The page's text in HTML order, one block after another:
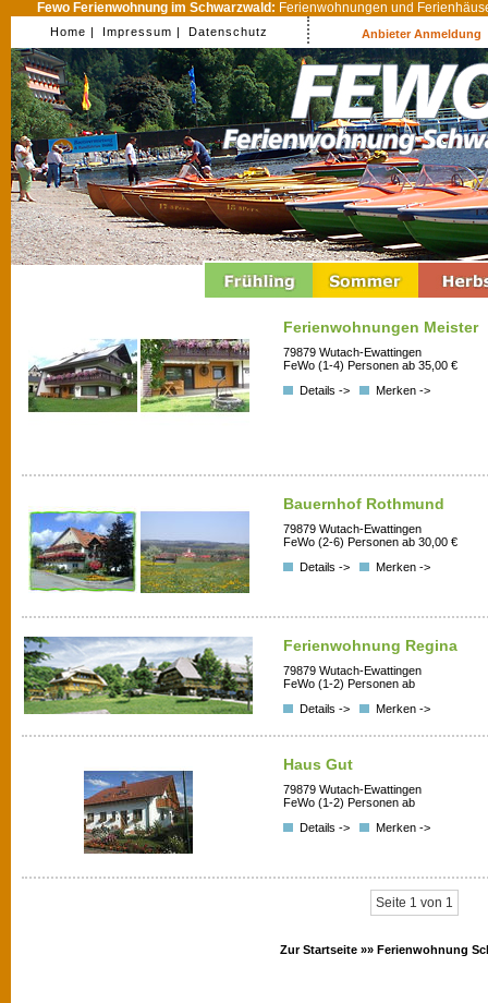
Fewo Ferienwohnung im Schwarzwald: Ferienwohnungen und
Home | Impressum | Datenschutz Anbieter Anmeldung
Ferienwohnungen Meister
79879 Wutach-Ewattingen
FeWo (1-4) Personen ab 35,00 €
Details ->
Merken ->
Bauernhof Rothmund
79879 Wutach-Ewattingen
FeWo (2-6) Personen ab 30,00 €
Details ->
Merken ->
Ferienwohnung Regina
79879 Wutach-Ewattingen
FeWo (1-2) Personen ab
Details ->
Merken ->
Haus Gut
79879 Wutach-Ewattingen
FeWo (1-2) Personen ab
Details ->
Merken ->
Seite 1 von 1
Zur Startseite »» Ferienwohnung